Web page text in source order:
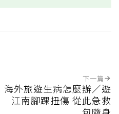
下一篇
海外旅遊生病怎麼辦／遊
江南腳踝扭傷 從此急救